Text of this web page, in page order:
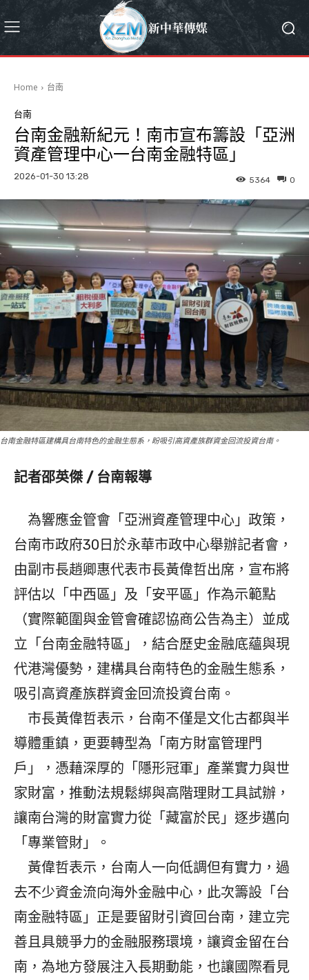
Home 台南
台南
台南金融新紀元！南市宣布籌設「亞洲
資產管理中心一台南金融特區」
2026-01-30 13:28 0
5364
台南金融特區建構具台南特色的金融生態系，盼吸引高資產族群資金回流投資台南。
記者邵英傑 / 台南報導
為響應金管會「亞洲資產管理中心」政策，
台南市政府30日於永華市政中心舉辦記者會，
由副市長趙卿惠代表市長黃偉哲出席，宣布將
評估以「中西區」及「安平區」作為示範點
（實際範圍與金管會確認協商公告為主）並成
立「台南金融特區」，結合歷史金融底蘊與現
代港灣優勢，建構具台南特色的金融生態系，
吸引高資產族群資金回流投資台南。
市長黃偉哲表示，台南不僅是文化古都與半
導體重鎮，更要轉型為「南方財富管理門
戶」，憑藉深厚的「隱形冠軍」產業實力與世
家財富，推動法規鬆綁與高階理財工具試辦，
讓南台灣的財富實力從「藏富於民」逐步邁向
「專業管財」。
黃偉哲表示，台南人一向低調但有實力，過
去不少資金流向海外金融中心，此次籌設「台
南金融特區」正是要留財引資回台南，建立完
善且具競爭力的金融服務環境，讓資金留在台
南，為地方發展注入長期動能，也讓國際看見